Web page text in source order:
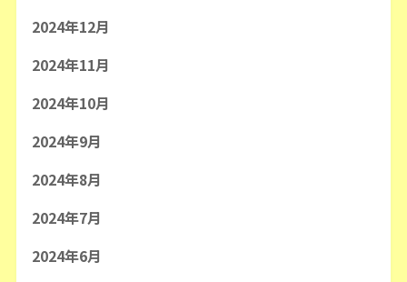
2024年12月
2024年11月
2024年10月
2024年9月
2024年8月
2024年7月
2024年6月